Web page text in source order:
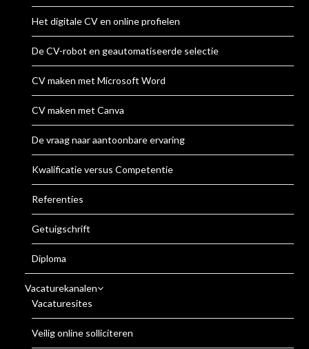
Het digitale CV en online profielen
De CV-robot en geautomatiseerde selectie
CV maken met Microsoft Word
CV maken met Canva
De vraag naar aantoonbare ervaring
Kwalificatie versus Competentie
Referenties
Getuigschrift
Diploma
Vacaturekanalen
Vacaturesites
Veilig online solliciteren